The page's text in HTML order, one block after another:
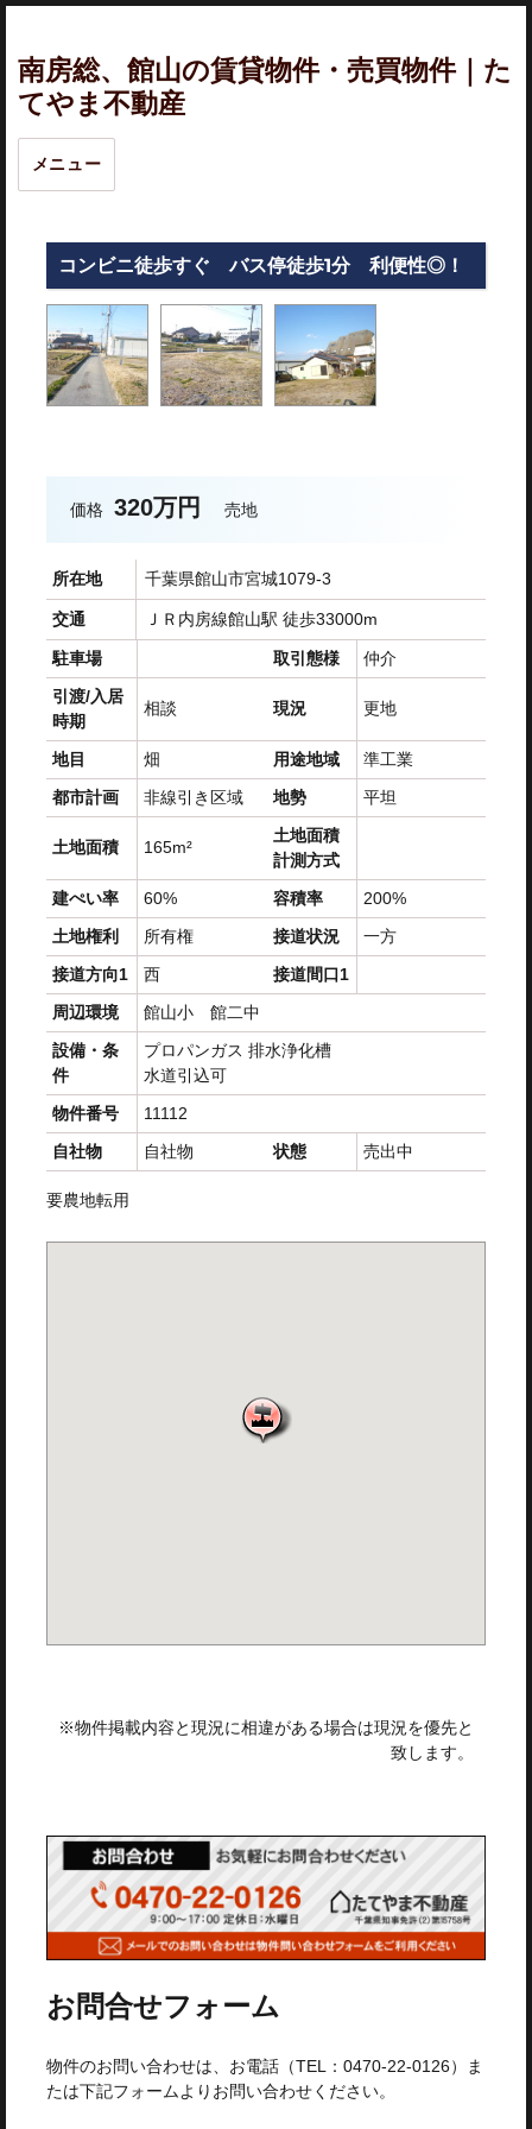
南房総、館山の賃貸物件・売買物件｜た
てやま不動産
メニュー
コンビニ徒歩すぐ バス停徒歩1分 利便性◎！
価格 320万円 売地
所在地 千葉県館山市宮城1079-3
交通 ＪＲ内房線館山駅 徒歩33000m
駐車場 取引態様
仲介
引渡/入居
時期
相談 現況 更地
地目 畑 用途地域
準工業
都市計画
非線引き区域 地勢 平坦
土地面積 165m²
土地面積
計測方式
建ぺい率
60% 容積率
200%
土地権利
所有権 接道状況
一方
接道方向1
西
接道間口1
周辺環境
館山小 館二中
設備・条
件
プロパンガス 排水浄化槽
水道引込可
物件番号
11112
自社物
自社物 状態 売出中
要農地転用
※物件掲載内容と現況に相違がある場合は現況を優先と
致します。
お問合せフォーム
物件のお問い合わせは、お電話（TEL：0470-22-0126）ま
たは下記フォームよりお問い合わせください。